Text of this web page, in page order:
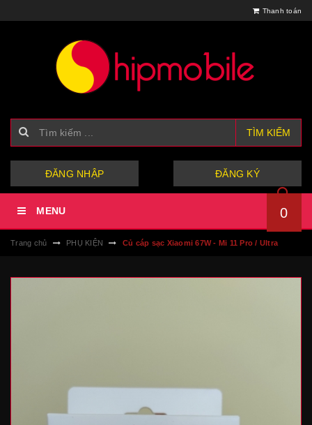
Thanh toán
TÌM KIẾM
ĐĂNG NHẬP ĐĂNG KÝ
MENU 0
Trang chủ PHỤ KIỆN Củ cáp sạc Xiaomi 67W - Mi 11 Pro / Ultra